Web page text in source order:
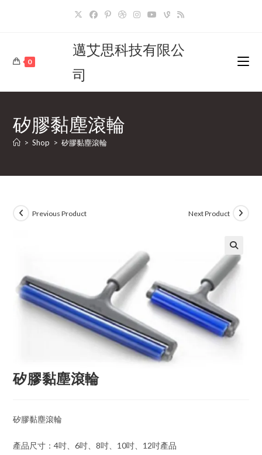
0
邁艾思科技有限公
司
矽膠黏塵滾輪
> Shop > 矽膠黏塵滾輪
Previous Product Next Product
矽膠黏塵滾輪
矽膠黏塵滾輪
產品尺寸：4吋、6吋、8吋、10吋、12吋產品